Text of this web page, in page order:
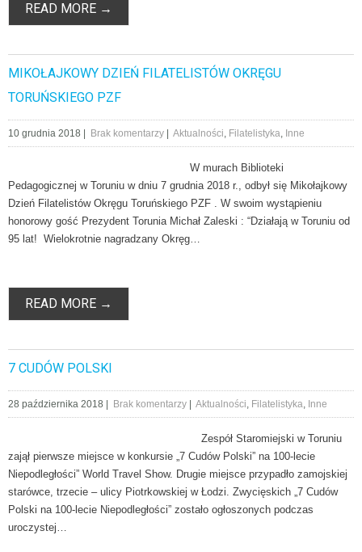
READ MORE →
MIKOŁAJKOWY DZIEŃ FILATELISTÓW OKRĘGU
TORUŃSKIEGO PZF
10 grudnia 2018 Brak komentarzy Aktualności, Filatelistyka, Inne
W murach Biblioteki
Pedagogicznej w Toruniu w dniu 7 grudnia 2018 r., odbył się Mikołajkowy
Dzień Filatelistów Okręgu Toruńskiego PZF . W swoim wystąpieniu
honorowy gość Prezydent Torunia Michał Zaleski : “Działają w Toruniu od
95 lat! Wielokrotnie nagradzany Okręg…
READ MORE →
7 CUDÓW POLSKI
28 października 2018 Brak komentarzy Aktualności, Filatelistyka, Inne
Zespół Staromiejski w Toruniu
zajął pierwsze miejsce w konkursie „7 Cudów Polski” na 100-lecie
Niepodległości” World Travel Show. Drugie miejsce przypadło zamojskiej
starówce, trzecie – ulicy Piotrkowskiej w Łodzi. Zwycięskich „7 Cudów
Polski na 100-lecie Niepodległości” zostało ogłoszonych podczas
uroczystej…